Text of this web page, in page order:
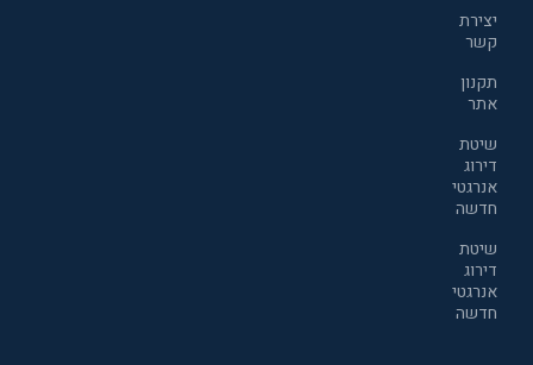
יצירת
קשר
תקנון
אתר
שיטת
דירוג
אנרגטי
חדשה
שיטת
דירוג
אנרגטי
חדשה